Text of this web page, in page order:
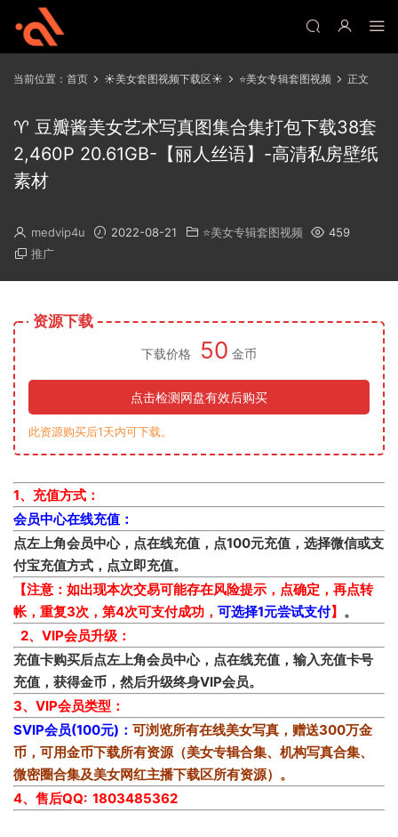
当前位置： 首页 ☀️美女套图视频下载区☀️ ⭐美女专辑套图视频 正文
♈ 豆瓣酱美女艺术写真图集合集打包下载38套
2,460P 20.61GB-【丽人丝语】-高清私房壁纸
素材
medvip4u 2022-08-21 ⭐美女专辑套图视频
459
推广
资源下载
下载价格 50 金币
点击检测网盘有效后购买
此资源购买后1天内可下载。
1、充值方式：
会员中心在线充值：
点左上角会员中心，点在线充值，点100元充值，选择微信或支
付宝充值方式，点立即充值。
【注意：如出现本次交易可能存在风险提示，点确定，再点转
帐，重复3次，第4次可支付成功， 可选择1元尝试支付】 。
2、VIP会员升级：
充值卡购买后点左上角会员中心，点在线充值，输入充值卡号
充值，获得金币，然后升级终身VIP会员。
3、VIP会员类型：
SVIP会员(100元)： 可浏览所有在线美女写真，赠送300万金
币，可用金币下载所有资源（美女专辑合集、机构写真合集、
微密圈合集及美女网红主播下载区所有资源）。
4、售后QQ: 1803485362